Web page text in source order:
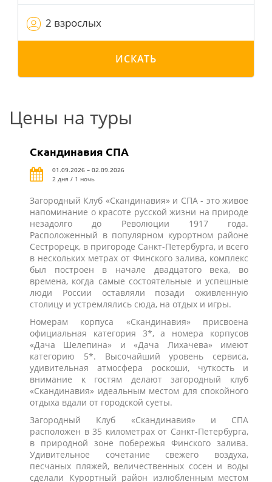
2 взрослых
ИСКАТЬ
Цены на туры
Скандинавия СПА
01.09.2026 – 02.09.2026
2 дня / 1 ночь
Загородный Клуб «Скандинавия» и СПА - это живое
напоминание о красоте русской жизни на природе
незадолго до Революции 1917 года.
Расположенный в популярном курортном районе
Сестрорецк, в пригороде Санкт-Петербурга, и всего
в нескольких метрах от Финского залива, комплекс
был построен в начале двадцатого века, во
времена, когда самые состоятельные и успешные
люди России оставляли позади оживленную
столицу и устремлялись сюда, на отдых и игры.
Номерам корпуса «Скандинавия» присвоена
официальная категория 3*, а номера корпусов
«Дача Шелепина» и «Дача Лихачева» имеют
категорию 5*. Высочайший уровень сервиса,
удивительная атмосфера роскоши, чуткость и
внимание к гостям делают загородный клуб
«Скандинавия» идеальным местом для спокойного
отдыха вдали от городской суеты.
Загородный Клуб «Скандинавия» и СПА
расположен в 35 километрах от Санкт-Петербурга,
в природной зоне побережья Финского залива.
Удивительное сочетание свежего воздуха,
песчаных пляжей, величественных сосен и воды
сделали Курортный район излюбленным местом